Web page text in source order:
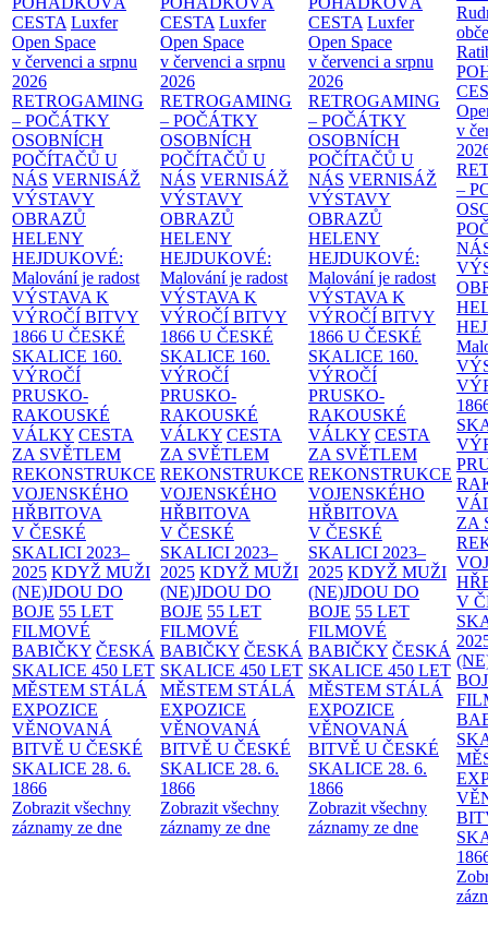
CESTA Luxfer
Open Space
v červenci a srpnu
2026
RETROGAMING
– POČÁTKY
OSOBNÍCH
POČÍTAČŮ U
NÁS VERNISÁŽ
VÝSTAVY
OBRAZŮ
HELENY
HEJDUKOVÉ:
Malování je radost
VÝSTAVA K
VÝROČÍ BITVY
1866 U ČESKÉ
SKALICE 160.
VÝROČÍ
PRUSKO-
RAKOUSKÉ
VÁLKY CESTA
ZA SVĚTLEM
REKONSTRUKCE
VOJENSKÉHO
HŘBITOVA
V ČESKÉ
SKALICI 2023–
2025 KDYŽ MUŽI
(NE)JDOU DO
BOJE 55 LET
FILMOVÉ
BABIČKY ČESKÁ
SKALICE 450 LET
MĚSTEM STÁLÁ
EXPOZICE
VĚNOVANÁ
BITVĚ U ČESKÉ
SKALICE 28. 6.
1866
Zobrazit všechny
záznamy ze dne
CESTA Luxfer
Open Space
v červenci a srpnu
2026
RETROGAMING
– POČÁTKY
OSOBNÍCH
POČÍTAČŮ U
NÁS VERNISÁŽ
VÝSTAVY
OBRAZŮ
HELENY
HEJDUKOVÉ:
Malování je radost
VÝSTAVA K
VÝROČÍ BITVY
1866 U ČESKÉ
SKALICE 160.
VÝROČÍ
PRUSKO-
RAKOUSKÉ
VÁLKY CESTA
ZA SVĚTLEM
REKONSTRUKCE
VOJENSKÉHO
HŘBITOVA
V ČESKÉ
SKALICI 2023–
2025 KDYŽ MUŽI
(NE)JDOU DO
BOJE 55 LET
FILMOVÉ
BABIČKY ČESKÁ
SKALICE 450 LET
MĚSTEM STÁLÁ
EXPOZICE
VĚNOVANÁ
BITVĚ U ČESKÉ
SKALICE 28. 6.
1866
Zobrazit všechny
záznamy ze dne
CESTA Luxfer
Open Space
v červenci a srpnu
2026
RETROGAMING
– POČÁTKY
OSOBNÍCH
POČÍTAČŮ U
NÁS VERNISÁŽ
VÝSTAVY
OBRAZŮ
HELENY
HEJDUKOVÉ:
Malování je radost
VÝSTAVA K
VÝROČÍ BITVY
1866 U ČESKÉ
SKALICE 160.
VÝROČÍ
PRUSKO-
RAKOUSKÉ
VÁLKY CESTA
ZA SVĚTLEM
REKONSTRUKCE
VOJENSKÉHO
HŘBITOVA
V ČESKÉ
SKALICI 2023–
2025 KDYŽ MUŽI
(NE)JDOU DO
BOJE 55 LET
FILMOVÉ
BABIČKY ČESKÁ
SKALICE 450 LET
MĚSTEM STÁLÁ
EXPOZICE
VĚNOVANÁ
BITVĚ U ČESKÉ
SKALICE 28. 6.
1866
Zobrazit všechny
záznamy ze dne
v
–
ZA
V